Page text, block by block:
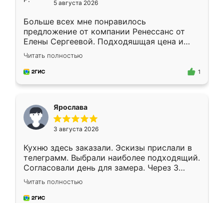
5 августа 2026
Больше всех мне понравилось
предложение от компании Ренессанс от
Елены Сергеевой. Подходяшщая цена и
короткие сроки изготовления. Приехавший
для замера сотрудник Владислав
предложил по моему эскизу самый
Читать полностью
1
Ярослава
3 августа 2026
Кухню здесь заказали. Эскизы прислали в
телеграмм. Выбрали наиболее подходящий.
Согласовали день для замера. Через 3
недели кухня была уже готова. Остались
довольны работой. Спасибо Ренессанс
мебель за качественную работу!
Читать полностью